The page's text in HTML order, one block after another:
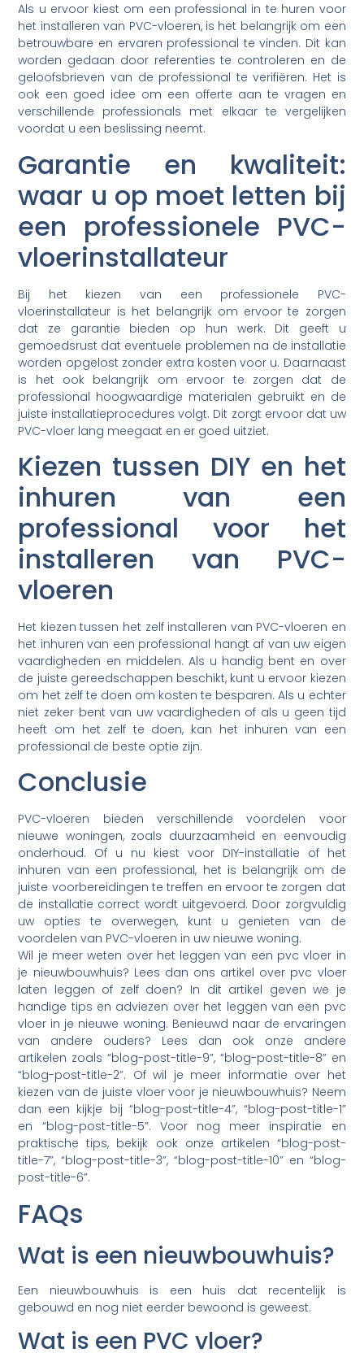
Als u ervoor kiest om een professional in te huren voor
het installeren van PVC-vloeren, is het belangrijk om een
betrouwbare en ervaren professional te vinden. Dit kan
worden gedaan door referenties te controleren en de
geloofsbrieven van de professional te verifiëren. Het is
ook een goed idee om een offerte aan te vragen en
verschillende professionals met elkaar te vergelijken
voordat u een beslissing neemt.
Garantie en kwaliteit:
waar u op moet letten bij
een professionele PVC-
vloerinstallateur
Bij het kiezen van een professionele PVC-
vloerinstallateur is het belangrijk om ervoor te zorgen
dat ze garantie bieden op hun werk. Dit geeft u
gemoedsrust dat eventuele problemen na de installatie
worden opgelost zonder extra kosten voor u. Daarnaast
is het ook belangrijk om ervoor te zorgen dat de
professional hoogwaardige materialen gebruikt en de
juiste installatieprocedures volgt. Dit zorgt ervoor dat uw
PVC-vloer lang meegaat en er goed uitziet.
Kiezen tussen DIY en het
inhuren van een
professional voor het
installeren van PVC-
vloeren
Het kiezen tussen het zelf installeren van PVC-vloeren en
het inhuren van een professional hangt af van uw eigen
vaardigheden en middelen. Als u handig bent en over
de juiste gereedschappen beschikt, kunt u ervoor kiezen
om het zelf te doen om kosten te besparen. Als u echter
niet zeker bent van uw vaardigheden of als u geen tijd
heeft om het zelf te doen, kan het inhuren van een
professional de beste optie zijn.
Conclusie
PVC-vloeren bieden verschillende voordelen voor
nieuwe woningen, zoals duurzaamheid en eenvoudig
onderhoud. Of u nu kiest voor DIY-installatie of het
inhuren van een professional, het is belangrijk om de
juiste voorbereidingen te treffen en ervoor te zorgen dat
de installatie correct wordt uitgevoerd. Door zorgvuldig
uw opties te overwegen, kunt u genieten van de
voordelen van PVC-vloeren in uw nieuwe woning.
Wil je meer weten over het leggen van een pvc vloer in
je nieuwbouwhuis? Lees dan ons artikel over pvc vloer
laten leggen of zelf doen? In dit artikel geven we je
handige tips en adviezen over het leggen van een pvc
vloer in je nieuwe woning. Benieuwd naar de ervaringen
van andere ouders? Lees dan ook onze andere
artikelen zoals “blog-post-title-9”, “blog-post-title-8” en
“blog-post-title-2”. Of wil je meer informatie over het
kiezen van de juiste vloer voor je nieuwbouwhuis? Neem
dan een kijkje bij “blog-post-title-4”, “blog-post-title-1”
en “blog-post-title-5”. Voor nog meer inspiratie en
praktische tips, bekijk ook onze artikelen “blog-post-
title-7”, “blog-post-title-3”, “blog-post-title-10” en “blog-
post-title-6”.
FAQs
Wat is een nieuwbouwhuis?
Een nieuwbouwhuis is een huis dat recentelijk is
gebouwd en nog niet eerder bewoond is geweest.
Wat is een PVC vloer?